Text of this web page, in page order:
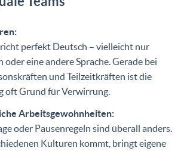
perfekt Deutsch – vielleicht nur
oder eine andere Sprache. Gerade bei
und Teilzeitkräften ist die
oft Grund für Verwirrung.
Arbeitsgewohnheiten:
oder Pausenregeln sind überall anders.
Kulturen kommt, bringt eigene